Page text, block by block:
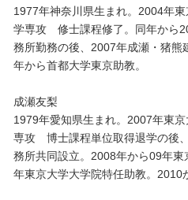
1977年神奈川県生まれ。2004年
学専攻 修士課程修了。同年から
務所勤務の後、2007年成瀬・猪熊
年から首都大学東京助教。
成瀬友梨
1979年愛知県生まれ。2007年東
専攻 博士課程単位取得退学の後
務所共同設立。2008年から09年
年東京大学大学院特任助教。2010